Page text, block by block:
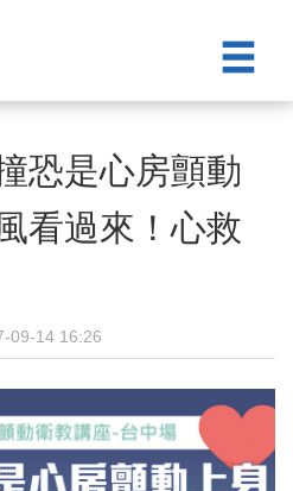
恐是心房顫動
看過來！心救
09-14 16:26